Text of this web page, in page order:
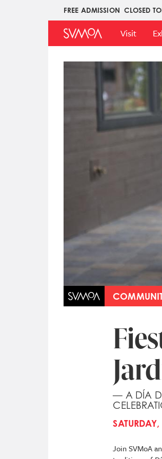
FREE ADMISSION CLOSED
Upper
Menu
Main
Menu
Visit
— A DÍA
Join SVMoA